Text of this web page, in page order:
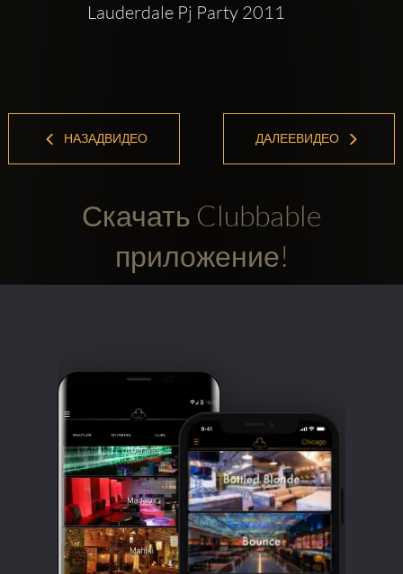
Lauderdale Pj Party 2011
НАЗАДВИДЕО ДАЛЕЕВИДЕО
Скачать Clubbable
приложение!